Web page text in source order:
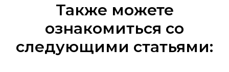
Также можете
ознакомиться со
следующими статьями: